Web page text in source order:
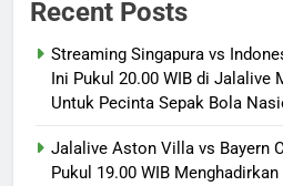
Recent Posts
Streaming Singapura vs
Ini Pukul 20.00 WIB di Jalalive
Untuk Pecinta Sepak Bola
Jalalive Aston Villa vs Bayern
Pukul 19.00 WIB Menghadirkan